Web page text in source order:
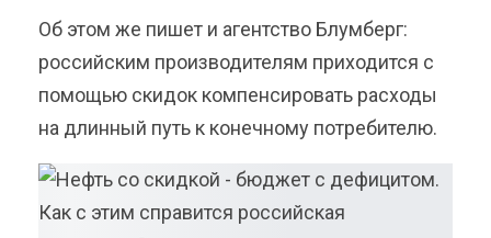
Об этом же пишет и агентство Блумберг:
российским производителям приходится с
помощью скидок компенсировать расходы
на длинный путь к конечному потребителю.